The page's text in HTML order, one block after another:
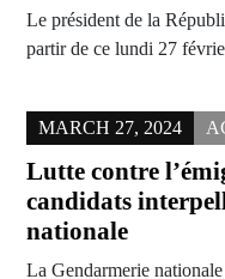
Le président de la
partir de ce lundi 27
MARCH 27, 2024
Lutte contre
candidats
nationale
La Gendarmerie